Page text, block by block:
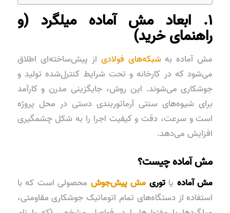
۱. ابعاد مش آماده میلگرد (و
راهنمای خرید)
مش آماده بهشبکه‌های فولادی از پیش‌ساخته‌ای اطلاق
می‌شود که در کارخانه و تحت شرایط کنترل‌شده تولید و
جوشکاری می‌شوند. این روش، جایگزینی مدرن و کارآمد
برای شیوه‌های سنتی آرماتوربندی دستی در محل پروژه
است و سرعت، دقت و کیفیت اجرا را به شکل چشمگیری
افزایش می‌دهد.
مش آماده چیست؟
مش آماده یاتوری مش پیش‌جوش محصولی است که با
استفاده از دستگاه‌های تمام اتوماتیک جوشکاری مقاومتی،